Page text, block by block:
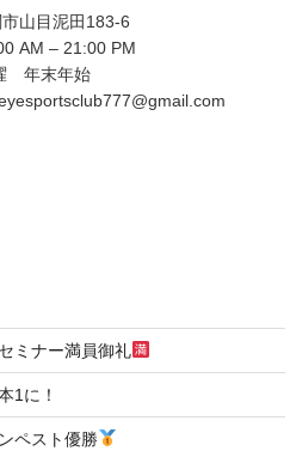
山目泥田183-6
AM – 21:00 PM
年末年始
ミナー満員御礼
1に！
ペスト優勝